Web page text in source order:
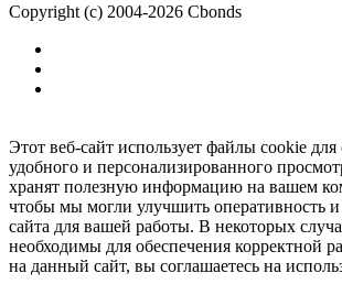
Copyright (c) 2004-2026 Cbonds
Этот веб-сайт использует файлы cookie для
удобного и персонализированного
хранят полезную информацию на вашем
чтобы мы могли улучшить оперативность
сайта для вашей работы. В некоторых
необходимы для обеспечения корректной
на данный сайт, вы соглашаетесь на